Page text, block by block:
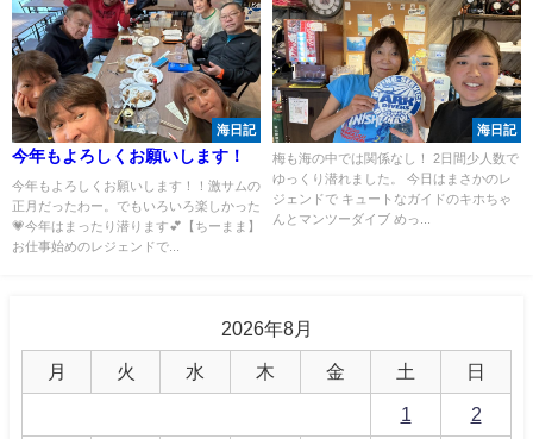
海日記
今年もよろしくお願いします！
今年もよろしくお願いします！！激サムの
正月だったわー。でもいろいろ楽しかった
💗今年はまったり潜ります💕【ちーまま】
お仕事始めのレジェンドで...
海日記
梅も海の中では関係なし！ 2日間少人数で
ゆっくり潜れました。 今日はまさかのレ
ジェンドで キュートなガイドのキホちゃ
んとマンツーダイブ めっ...
2026年8月
月 火 水 木 金 土 日
1 2